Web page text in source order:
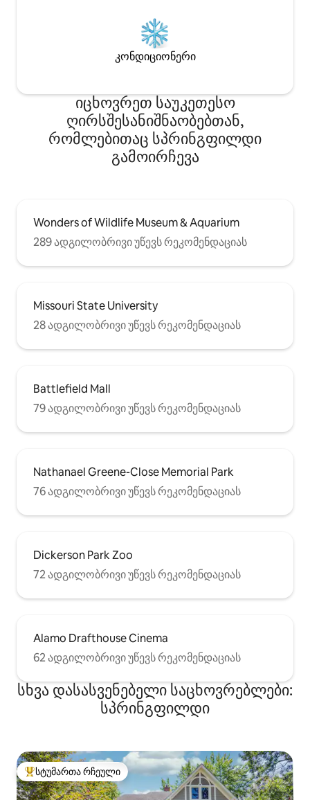
კონდიციონერი
იცხოვრეთ საუკეთესო
ღირსშესანიშნაობებთან,
რომლებითაც სპრინგფილდი
გამოირჩევა
Wonders of Wildlife Museum & Aquarium
289 ადგილობრივი უწევს რეკომენდაციას
Missouri State University
28 ადგილობრივი უწევს რეკომენდაციას
Battlefield Mall
79 ადგილობრივი უწევს რეკომენდაციას
Nathanael Greene-Close Memorial Park
76 ადგილობრივი უწევს რეკომენდაციას
Dickerson Park Zoo
72 ადგილობრივი უწევს რეკომენდაციას
Alamo Drafthouse Cinema
62 ადგილობრივი უწევს რეკომენდაციას
სხვა დასასვენებელი საცხოვრებლები:
სპრინგფილდი
სტუმართა რჩეული მოწინავე ვარიანტი
სტუმართა რჩეული